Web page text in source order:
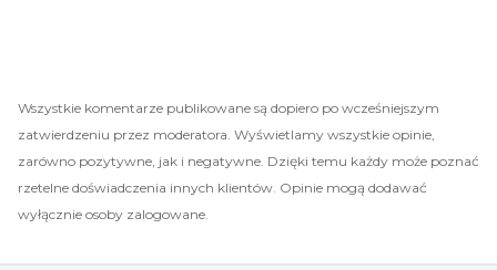
Wszystkie komentarze publikowane są dopiero po wcześniejszym
zatwierdzeniu przez moderatora. Wyświetlamy wszystkie opinie,
zarówno pozytywne, jak i negatywne. Dzięki temu każdy może poznać
rzetelne doświadczenia innych klientów. Opinie mogą dodawać
wyłącznie osoby zalogowane.